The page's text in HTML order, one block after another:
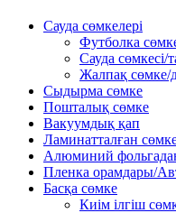
Сауда сөмкелері
Футболка
Сауда сөмкесі/
Жалпақ сөмке/
Сыдырма сөмке
Пошталық сөмке
Вакуумдық қап
Ламинатталған
Алюминий
Пленка орамдары/
Басқа сөмке
Киім ілгіш